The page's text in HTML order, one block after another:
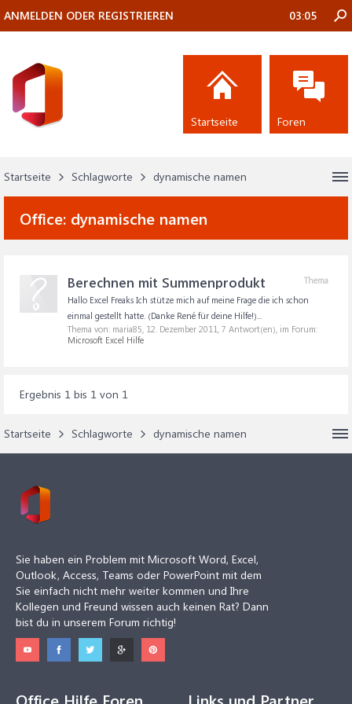
Startseite Schlagworte dynamische namen
Office: dynamische namen
Thema
Berechnen mit Summenprodukt
Hallo Excel Freaks Ich stütze mich auf meine Frage die ich schon
einmal gestellt hatte. (Danke René für deine Hilfe!)...
Thema von: maria85, 12. Dezember 2011, 7 Antwort(en), im Forum:
Microsoft Excel Hilfe
Ergebnis 1 bis 1 von 1
Startseite Schlagworte dynamische namen
ANMELDEN ODER REGISTRIEREN 03:05
Startseite Foren
Sie haben ein Problem mit Microsoft Word, Excel,
Outlook, Access, Teams oder PowerPoint mit dem
Sie einfach nicht mehr weiter kommen und Ihre
Kollegen und Freund wissen auch keinen Rat? Dann
bist du in unserem Forum richtig!
Office Hilfe Foren Links und Partner